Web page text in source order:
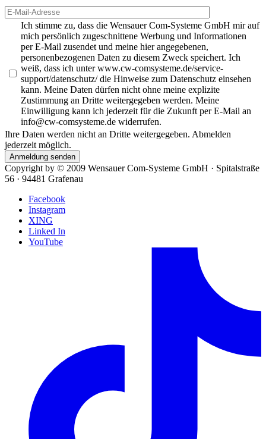
Ich stimme zu, dass die Wensauer Com-Systeme GmbH mir auf
mich persönlich zugeschnittene Werbung und Informationen
per E-Mail zusendet und meine hier angegebenen,
personenbezogenen Daten zu diesem Zweck speichert. Ich
weiß, dass ich unter www.cw-comsysteme.de/service-
support/datenschutz/ die Hinweise zum Datenschutz einsehen
kann. Meine Daten dürfen nicht ohne meine explizite
Zustimmung an Dritte weitergegeben werden. Meine
Einwilligung kann ich jederzeit für die Zukunft per E-Mail an
info@cw-comsysteme.de widerrufen.
Ihre Daten werden nicht an Dritte weitergegeben. Abmelden
jederzeit möglich.
Anmeldung senden
Copyright by © 2009 Wensauer Com-Systeme GmbH · Spitalstraße
56 · 94481 Grafenau
Facebook
Instagram
XING
Linked In
YouTube